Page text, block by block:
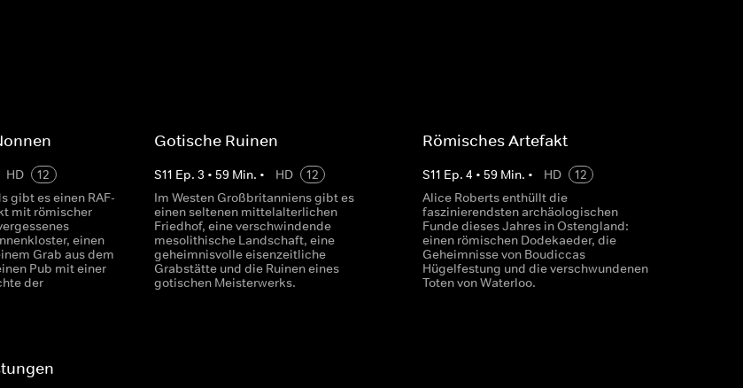
HD
12
gibt es einen RAF-
mit römischer
einen
Grab aus dem
Pub mit einer
der
Gotische Ruinen
S11 Ep. 3 • 59Min. • HD
12
Im Westen Großbritanniens gibt es
einen seltenen mittelalterlichen
Friedhof, eine verschwindende
mesolithische Landschaft, eine
geheimnisvolle eisenzeitliche
Grabstätte und die Ruinen eines
gotischen Meisterwerks.
Römisches Artefakt
S11 Ep. 4 • 59Min. • HD
12
Alice Roberts enthüllt die
faszinierendsten archäologischen
Funde dieses Jahres in Ostengland:
einen römischen Dodekaeder, die
Geheimnisse von Boudiccas
Hügelfestung und die verschwundenen
Toten von Waterloo.